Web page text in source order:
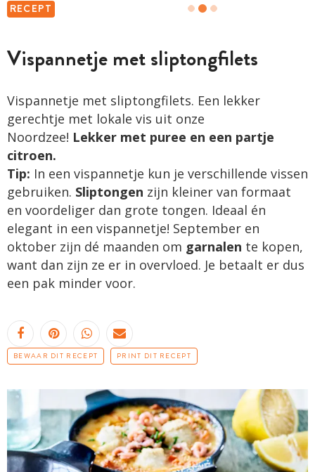
RECEPT
Vispannetje met sliptongfilets
Vispannetje met sliptongfilets. Een lekker
gerechtje met lokale vis uit onze
Noordzee! Lekker met puree en een partje
citroen.
Tip: In een vispannetje kun je verschillende vissen
gebruiken. Sliptongen zijn kleiner van formaat
en voordeliger dan grote tongen. Ideaal én
elegant in een vispannetje! September en
oktober zijn dé maanden om garnalen te kopen,
want dan zijn ze er in overvloed. Je betaalt er dus
een pak minder voor.
BEWAAR DIT RECEPT PRINT DIT RECEPT